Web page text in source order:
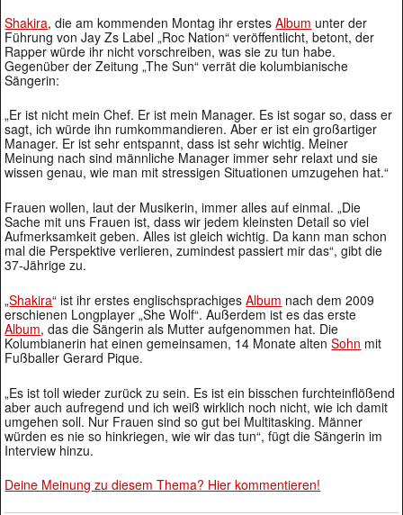
Shakira, die am kommenden Montag ihr erstesAlbum unter der
Führung von Jay Zs Label „Roc Nation“ veröffentlicht, betont, der
Rapper würde ihr nicht vorschreiben, was sie zu tun habe.
Gegenüber der Zeitung „The Sun“ verrät die kolumbianische
Sängerin:
„Er ist nicht mein Chef. Er ist mein Manager. Es ist sogar so, dass er
sagt, ich würde ihn rumkommandieren. Aber er ist ein großartiger
Manager. Er ist sehr entspannt, dass ist sehr wichtig. Meiner
Meinung nach sind männliche Manager immer sehr relaxt und sie
wissen genau, wie man mit stressigen Situationen umzugehen hat.“
Frauen wollen, laut der Musikerin, immer alles auf einmal. „Die
Sache mit uns Frauen ist, dass wir jedem kleinsten Detail so viel
Aufmerksamkeit geben. Alles ist gleich wichtig. Da kann man schon
mal die Perspektive verlieren, zumindest passiert mir das“, gibt die
37-Jährige zu.
„Shakira“ ist ihr erstes englischsprachigesAlbum nach dem 2009
erschienen Longplayer „She Wolf“. Außerdem ist es das erste
Album, das die Sängerin als Mutter aufgenommen hat. Die
Kolumbianerin hat einen gemeinsamen, 14 Monate altenSohn mit
Fußballer Gerard Pique.
„Es ist toll wieder zurück zu sein. Es ist ein bisschen furchteinflößend
aber auch aufregend und ich weiß wirklich noch nicht, wie ich damit
umgehen soll. Nur Frauen sind so gut bei Multitasking. Männer
würden es nie so hinkriegen, wie wir das tun“, fügt die Sängerin im
Interview hinzu.
Deine Meinung zu diesem Thema? Hier kommentieren!